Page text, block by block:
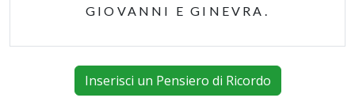
GIOVANNI E GINEVRA.
Inserisci un Pensiero di Ricordo